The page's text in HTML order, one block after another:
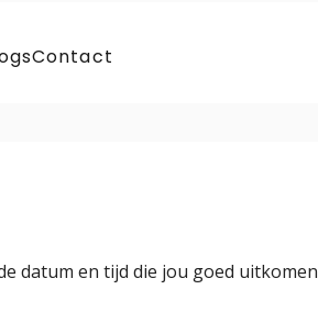
Contact
datum en tijd die jou goed uitkomen